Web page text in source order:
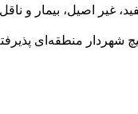
غیر اصیل، بیمار و
شهردار منطقه‌ای